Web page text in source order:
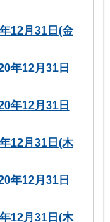
12月31日(金
年12月31日
年12月31日
12月31日(木
年12月31日
12月31日(木